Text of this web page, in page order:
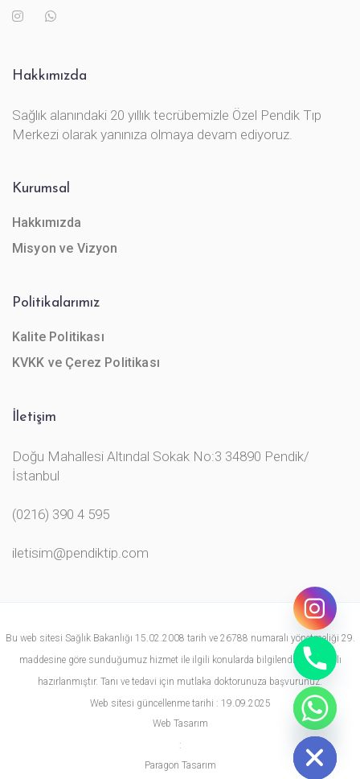
Hakkımızda
Sağlık alanındaki 20 yıllık tecrübemizle Özel Pendik Tıp
Merkezi olarak yanınıza olmaya devam ediyoruz.
Kurumsal
Hakkımızda
Misyon ve Vizyon
Politikalarımız
Kalite Politikası
KVKK ve Çerez Politikası
İletişim
Doğu Mahallesi Altındal Sokak No:3 34890 Pendik/
İstanbul
(0216) 390 4 595
iletisim@pendiktip.com
Bu web sitesi Sağlık Bakanlığı 15.02.2008 tarih ve 26788 numaralı yönetmeliği 29.
maddesine göre sunduğumuz hizmet ile ilgili konularda bilgilendirme amaçlı
hazırlanmıştır. Tanı ve tedavi için mutlaka doktorunuza başvurunuz.
Web sitesi güncellenme tarihi : 19.09.2025
Web Tasarım
:
Paragon Tasarım
Hide
chaty